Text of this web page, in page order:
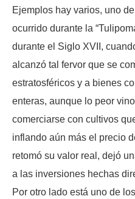
Ejemplos hay varios, uno
ocurrido durante la
durante el Siglo XVII,
alcanzó tal fervor que se
estratosféricos y a bienes
enteras, aunque lo peor
comerciarse con cultivos
inflando aún más el precio
retomó su valor real, dejó
a las inversiones hechas
Por otro lado está uno de